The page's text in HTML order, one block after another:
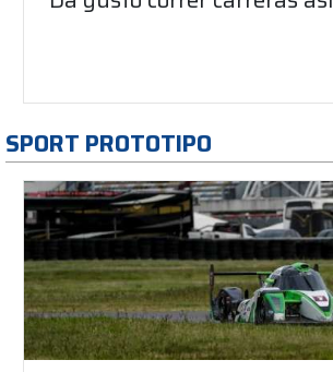
SPORT PROTOTIPO